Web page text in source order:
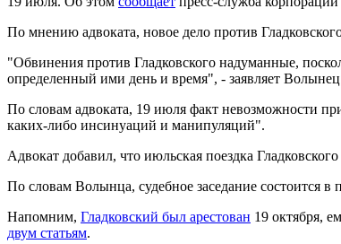
По мнению адвоката, новое дело против
"Обвинения против Гладковского надуманные,
определенный ими день и время", - заявляет
По словам адвоката, 19 июля факт невозможности
каких-либо инсинуаций и манипуляций".
Адвокат добавил, что июльская поездка
По словам Волынца, судебное заседание состоится
Напомним, Гладковский был арестован 19 октября,
двум статьям.